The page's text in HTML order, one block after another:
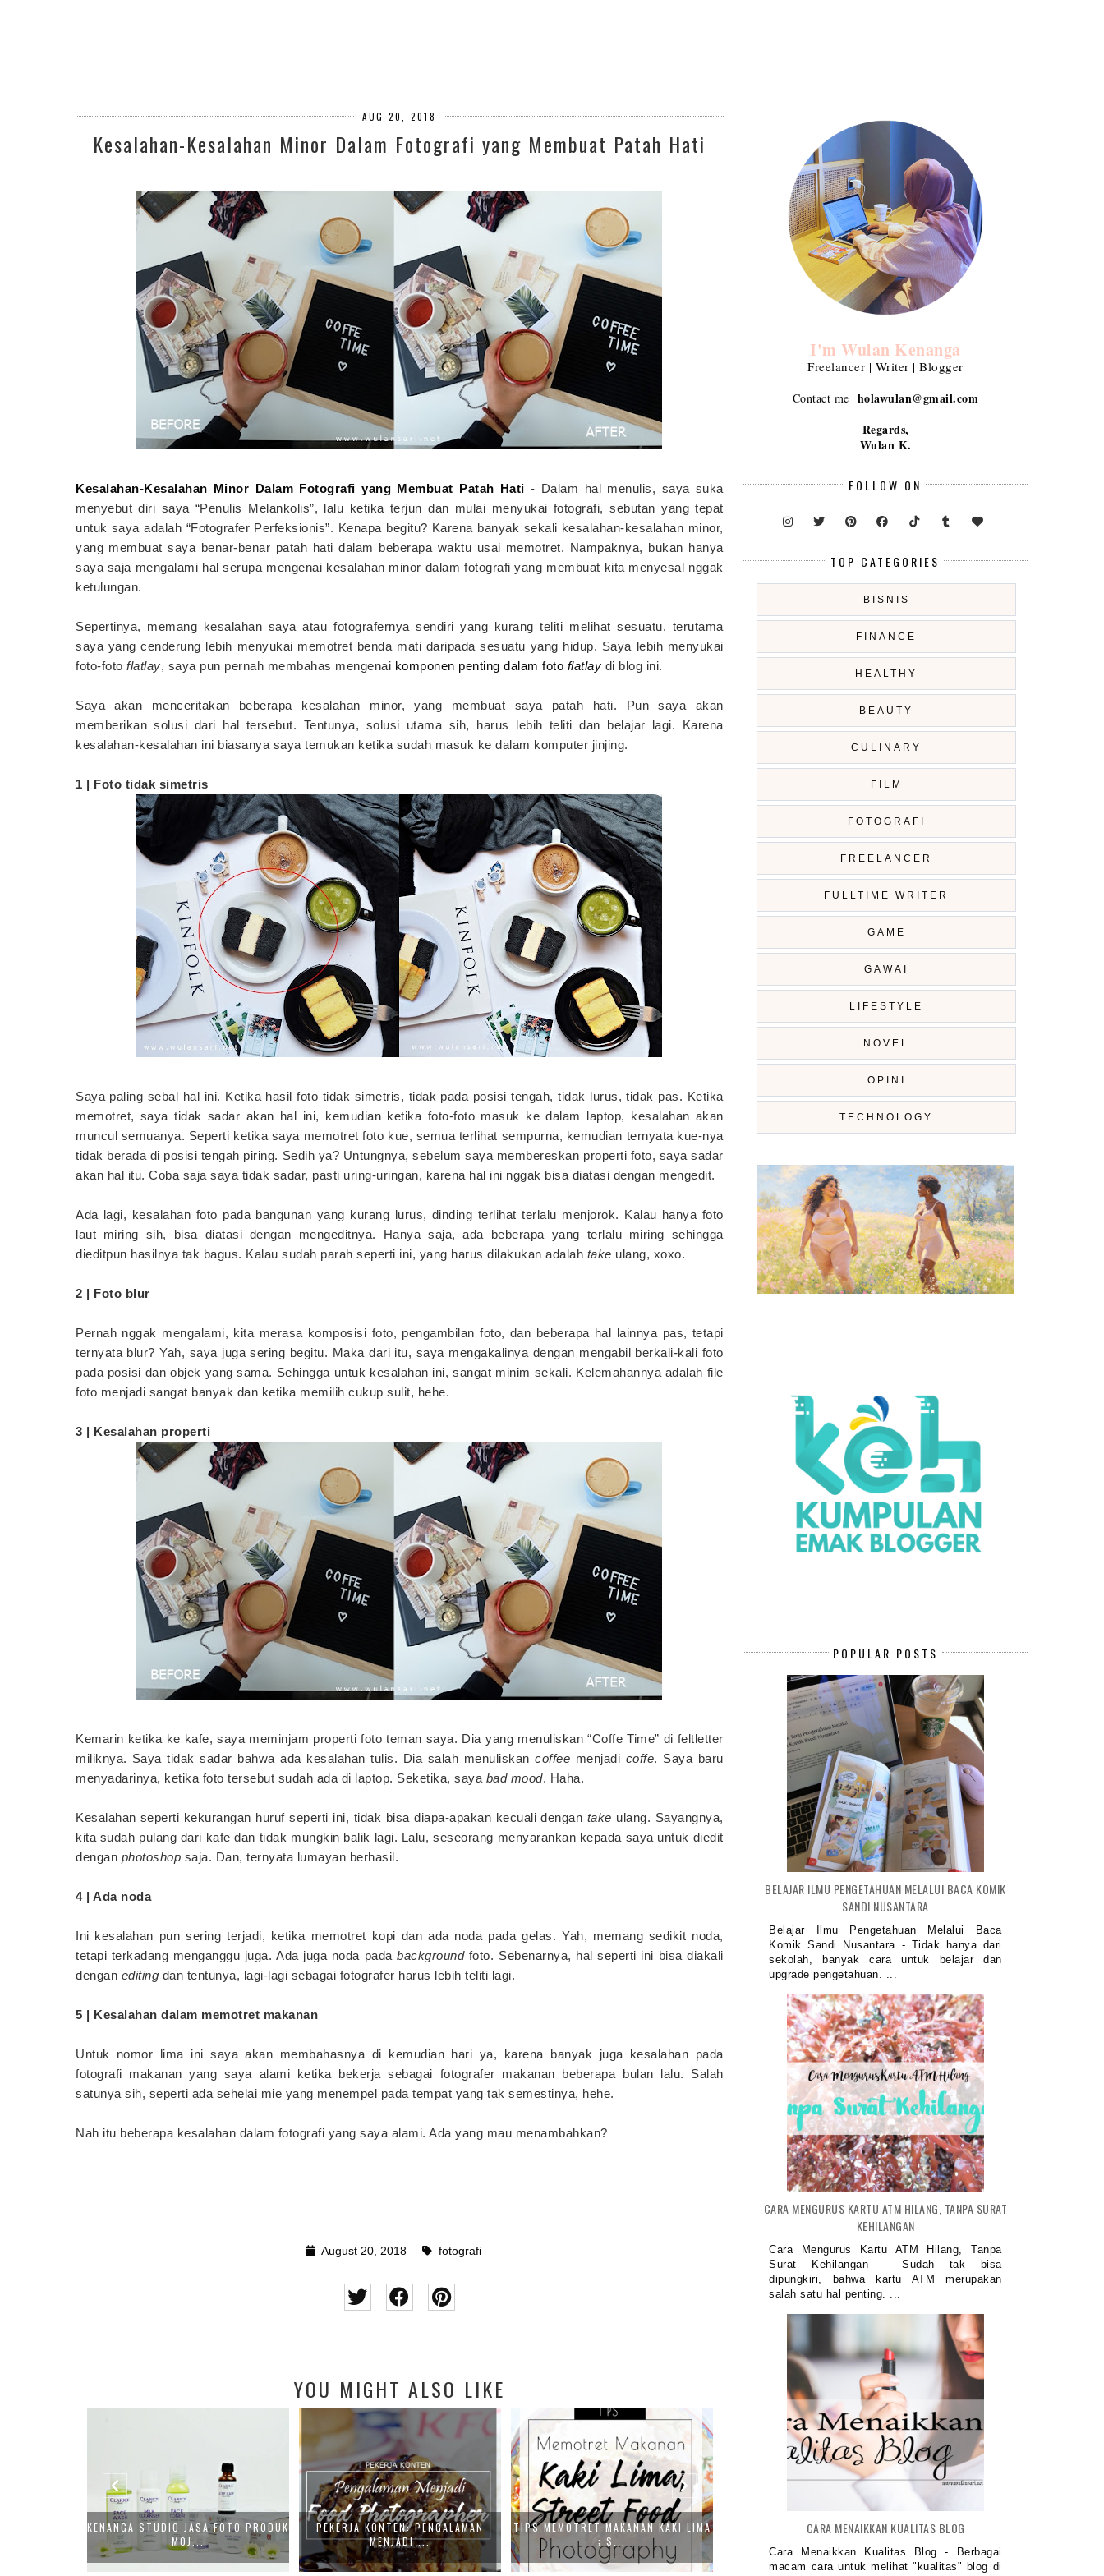
AUG 20, 2018
Kesalahan-Kesalahan Minor Dalam Fotografi yang Membuat Patah Hati
Kesalahan-Kesalahan Minor Dalam Fotografi yang Membuat Patah Hati - Dalam hal menulis, saya suka
menyebut diri saya “Penulis Melankolis”, lalu ketika terjun dan mulai menyukai fotografi, sebutan yang tepat
untuk saya adalah “Fotografer Perfeksionis”. Kenapa begitu? Karena banyak sekali kesalahan-kesalahan minor,
yang membuat saya benar-benar patah hati dalam beberapa waktu usai memotret. Nampaknya, bukan hanya
saya saja mengalami hal serupa mengenai kesalahan minor dalam fotografi yang membuat kita menyesal nggak
ketulungan.
Sepertinya, memang kesalahan saya atau fotografernya sendiri yang kurang teliti melihat sesuatu, terutama
saya yang cenderung lebih menyukai memotret benda mati daripada sesuatu yang hidup. Saya lebih menyukai
foto-foto flatlay, saya pun pernah membahas mengenai komponen penting dalam foto flatlay di blog ini.
Saya akan menceritakan beberapa kesalahan minor, yang membuat saya patah hati. Pun saya akan
memberikan solusi dari hal tersebut. Tentunya, solusi utama sih, harus lebih teliti dan belajar lagi. Karena
kesalahan-kesalahan ini biasanya saya temukan ketika sudah masuk ke dalam komputer jinjing.
1 | Foto tidak simetris
Saya paling sebal hal ini. Ketika hasil foto tidak simetris, tidak pada posisi tengah, tidak lurus, tidak pas. Ketika
memotret, saya tidak sadar akan hal ini, kemudian ketika foto-foto masuk ke dalam laptop, kesalahan akan
muncul semuanya. Seperti ketika saya memotret foto kue, semua terlihat sempurna, kemudian ternyata kue-nya
tidak berada di posisi tengah piring. Sedih ya? Untungnya, sebelum saya membereskan properti foto, saya sadar
akan hal itu. Coba saja saya tidak sadar, pasti uring-uringan, karena hal ini nggak bisa diatasi dengan mengedit.
Ada lagi, kesalahan foto pada bangunan yang kurang lurus, dinding terlihat terlalu menjorok. Kalau hanya foto
laut miring sih, bisa diatasi dengan mengeditnya. Hanya saja, ada beberapa yang terlalu miring sehingga
dieditpun hasilnya tak bagus. Kalau sudah parah seperti ini, yang harus dilakukan adalah take ulang, xoxo.
2 | Foto blur
Pernah nggak mengalami, kita merasa komposisi foto, pengambilan foto, dan beberapa hal lainnya pas, tetapi
ternyata blur? Yah, saya juga sering begitu. Maka dari itu, saya mengakalinya dengan mengabil berkali-kali foto
pada posisi dan objek yang sama. Sehingga untuk kesalahan ini, sangat minim sekali. Kelemahannya adalah file
foto menjadi sangat banyak dan ketika memilih cukup sulit, hehe.
3 | Kesalahan properti
Kemarin ketika ke kafe, saya meminjam properti foto teman saya. Dia yang menuliskan “Coffe Time” di feltletter
miliknya. Saya tidak sadar bahwa ada kesalahan tulis. Dia salah menuliskancoffee menjadi coffe. Saya baru
menyadarinya, ketika foto tersebut sudah ada di laptop. Seketika, saya bad mood. Haha.
Kesalahan seperti kekurangan huruf seperti ini, tidak bisa diapa-apakan kecuali dengan take ulang. Sayangnya,
kita sudah pulang dari kafe dan tidak mungkin balik lagi. Lalu, seseorang menyarankan kepada saya untuk diedit
dengan photoshop saja. Dan, ternyata lumayan berhasil.
4 | Ada noda
Ini kesalahan pun sering terjadi, ketika memotret kopi dan ada noda pada gelas. Yah, memang sedikit noda,
tetapi terkadang menganggu juga. Ada juga noda padabackgroundfoto. Sebenarnya, hal seperti ini bisa diakali
dengan editing dan tentunya, lagi-lagi sebagai fotografer harus lebih teliti lagi.
5 | Kesalahan dalam memotret makanan
Untuk nomor lima ini saya akan membahasnya di kemudian hari ya, karena banyak juga kesalahan pada
fotografi makanan yang saya alami ketika bekerja sebagai fotografer makanan beberapa bulan lalu. Salah
satunya sih, seperti ada sehelai mie yang menempel pada tempat yang tak semestinya, hehe.
Nah itu beberapa kesalahan dalam fotografi yang saya alami. Ada yang mau menambahkan?
August 20, 2018 fotografi
YOU MIGHT ALSO LIKE
KENANGA STUDIO JASA FOTO PRODUK
MOJ...
PEKERJA KONTEN: PENGALAMAN
MENJADI ...
TIPS MEMOTRET MAKANAN KAKI LIMA
; S...
TUTORIAL EDIT FOTO FLAT LAY ALA
I'm Wulan Kenanga
Freelancer | Writer | Blogger
Contact me holawulan@gmail.com
Regards,
Wulan K.
FOLLOW ON
TOP CATEGORIES
BISNIS
FINANCE
HEALTHY
BEAUTY
CULINARY
FILM
FOTOGRAFI
FREELANCER
FULLTIME WRITER
GAME
GAWAI
LIFESTYLE
NOVEL
OPINI
TECHNOLOGY
POPULAR POSTS
BELAJAR ILMU PENGETAHUAN MELALUI BACA KOMIK
SANDI NUSANTARA
Belajar Ilmu Pengetahuan Melalui Baca
Komik Sandi Nusantara - Tidak hanya dari
sekolah, banyak cara untuk belajar dan
upgrade pengetahuan. ...
CARA MENGURUS KARTU ATM HILANG, TANPA SURAT
KEHILANGAN
Cara Mengurus Kartu ATM Hilang, Tanpa
Surat Kehilangan - Sudah tak bisa
dipungkiri, bahwa kartu ATM merupakan
salah satu hal penting. ...
CARA MENAIKKAN KUALITAS BLOG
Cara Menaikkan Kualitas Blog - Berbagai
macam cara untuk melihat "kualitas" blog di